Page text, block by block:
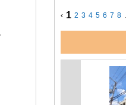
‹ 1 2 3 4 5 6 7 8